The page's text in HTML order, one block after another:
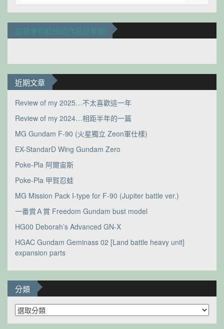
這裡會有較快的作品分享喔
近期文章
Review of my 2025…不太喜歡這一年
Review of my 2024…相距半年的一篇
MG Gundam F-90 (火星獨立 Zeon軍仕樣)
EX-StandarD Wing Gundam Zero
Poke-Pla 阿爾宙斯
Poke-Pla 甲賀忍蛙
MG Mission Pack I-type for F-90 (Jupiter battle ver.)
一番賞Ａ賞 Freedom Gundam bust model
HG00 Deborah’s Advanced GN-X
HGAC Gundam Geminass 02 [Land battle heavy unit]
expansion parts
分類
分
類